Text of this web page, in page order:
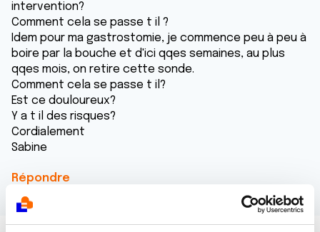
intervention?
Comment cela se passe t il ?
Idem pour ma gastrostomie, je commence peu à peu à
boire par la bouche et d'ici qqes semaines, au plus
qqes mois, on retire cette sonde.
Comment cela se passe t il?
Est ce douloureux?
Y a t il des risques?
Cordialement
Sabine
Répondre